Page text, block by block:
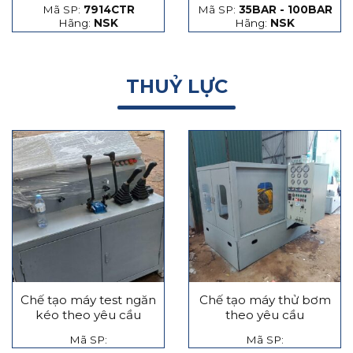
Mã SP: 7914CTR
Hãng: NSK
hạt thép và hạt gốm
Mã SP: 35BAR - 100BAR
Hãng: NSK
THUỶ LỰC
Chế tạo máy test ngăn
kéo theo yêu cầu
Mã SP:
Chế tạo máy thử bơm
theo yêu cầu
Mã SP: